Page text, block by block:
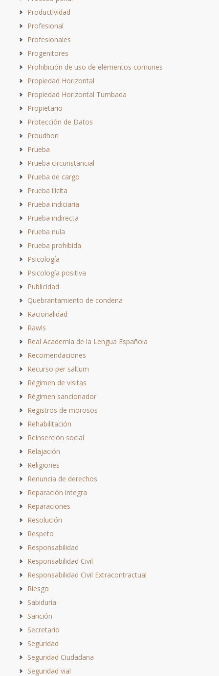
Productividad
Profesional
Profesionales
Progenitores
Prohibición de uso de elementos comunes
Propiedad Horizontal
Propiedad Horizontal Tumbada
Propietario
Protección de Datos
Proudhon
Prueba
Prueba circunstancial
Prueba de cargo
Prueba ilícita
Prueba indiciaria
Prueba indirecta
Prueba nula
Prueba prohibida
Psicología
Psicología positiva
Publicidad
Quebrantamiento de condena
Racionalidad
Rawls
Real Academia de la Lengua Española
Recomendaciones
Recurso per saltum
Régimen de visitas
Régimen sancionador
Registros de morosos
Rehabilitación
Reinserción social
Relajación
Religiones
Renuncia de derechos
Reparación íntegra
Reparaciones
Resolución
Respeto
Responsabilidad
Responsabilidad Civil
Responsabilidad Civil Extracontractual
Riesgo
Sabiduría
Sanción
Secretario
Seguridad
Seguridad Ciudadana
Seguridad vial